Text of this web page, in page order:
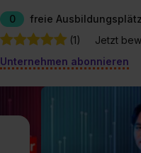
0
freie
(1)
Jetzt
Unternehmen abonnieren